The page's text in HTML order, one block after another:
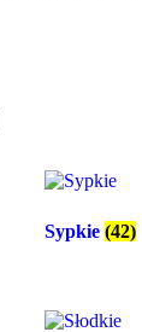
Sypkie (42)